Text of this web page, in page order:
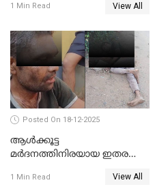
1 Min Read View All
Posted On 18-12-2025
ആൾക്കൂട്ട
മർദനത്തിനിരയായ ഇതര
നടുക്കുന്ന സംഭവം
1 Min Read View All